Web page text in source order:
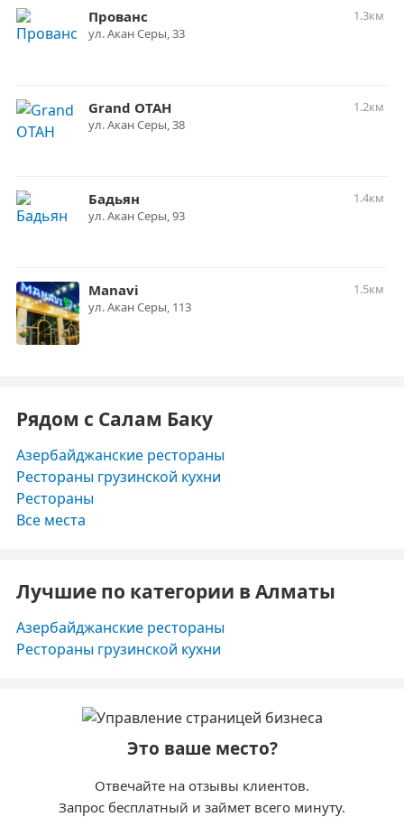
Прованс
1.3км
ул. Акан Серы, 33
Grand ОТАН
1.2км
ул. Акан Серы, 38
Бадьян
1.4км
ул. Акан Серы, 93
Manavi
1.5км
ул. Акан Серы, 113
Рядом с Салам Баку
Азербайджанские рестораны
Рестораны грузинской кухни
Рестораны
Все места
Лучшие по категории в Алматы
Азербайджанские рестораны
Рестораны грузинской кухни
Это ваше место?
Отвечайте на отзывы клиентов.
Запрос бесплатный и займет всего минуту.